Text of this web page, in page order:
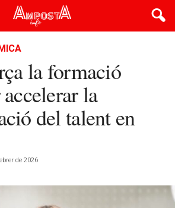
la formació
la
del talent en
de 2026